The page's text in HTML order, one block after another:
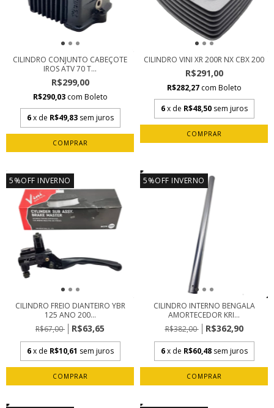
CILINDRO CONJUNTO CABEÇOTE
IROS ATV 70 T...
R$299,00
R$290,03 com Boleto
6 x de R$49,83 sem juros
CILINDRO VINI XR 200R NX CBX 200
R$291,00
R$282,27 com Boleto
6 x de R$48,50 sem juros
5%OFF INVERNO
CILINDRO FREIO DIANTEIRO YBR
125 ANO 200...
R$67,00
R$63,65
6 x de R$10,61 sem juros
5%OFF INVERNO
CILINDRO INTERNO BENGALA
AMORTECEDOR KRI...
R$382,00
R$362,90
6 x de R$60,48 sem juros